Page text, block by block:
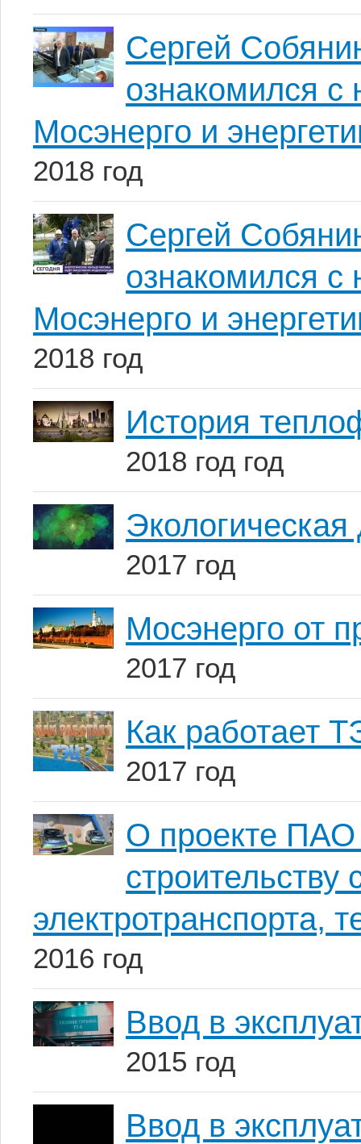
Сергей
ознакомился с
Мосэнерго и
2018 год
Сергей
ознакомился с
Мосэнерго и
2018 год
История
2018 год год
2017 год
Мосэнерго от
2017 год
Как работает
2017 год
О проекте ПАО
строительству
электротранспорта,
2016 год
Ввод в
2015 год
Ввод в